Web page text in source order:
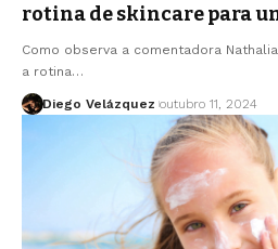
rotina de skincare para
Como observa a comentadora
a rotina…
Diego Velázquez outubro 11, 2024